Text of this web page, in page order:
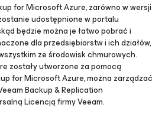
for Microsoft Azure,zarówno w wersji
udostępnione w portalu
będzie można je łatwo pobrać i
dla przedsiębiorstw i ich działów,
ze środowisk chmurowych.
zostały utworzone za pomocą
for Microsoft Azure, można zarządzać
Backup & Replication
Licencją firmy Veeam.